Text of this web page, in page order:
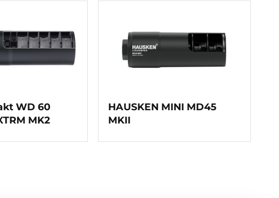
WD 60
MK2
HAUSKEN MINI MD45
MKII